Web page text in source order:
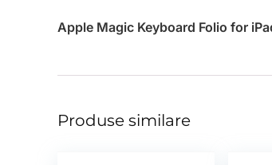
Apple Magic Keyboard Folio for
Produse similare